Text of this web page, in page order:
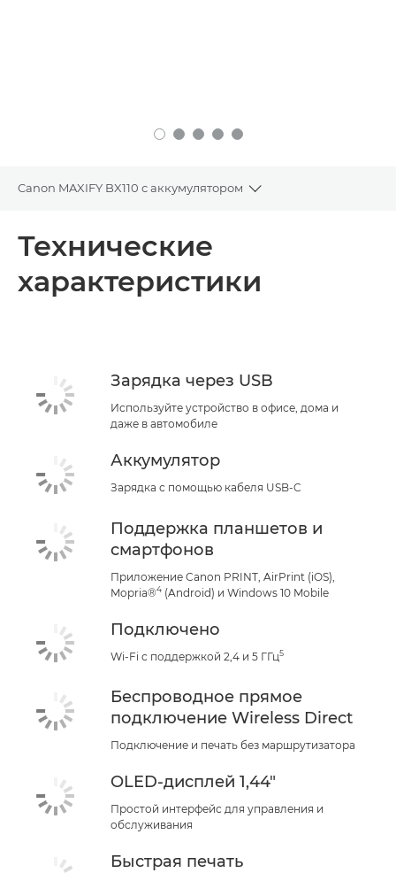
Canon MAXIFY BX110 с аккумулятором
Toggle breadcrumbs
Технические характеристики
Технические
характеристики
Зарядка через USB
Используйте устройство в офисе, дома и
даже в автомобиле
Аккумулятор
Зарядка с помощью кабеля USB-C
Поддержка планшетов и
смартфонов
Приложение Canon PRINT, AirPrint (iOS),
Mopria®4 (Android) и Windows 10 Mobile
Подключено
Wi-Fi с поддержкой 2,4 и 5 ГГц5
Беспроводное прямое
подключение Wireless Direct
Подключение и печать без маршрутизатора
OLED-дисплей 1,44"
Простой интерфейс для управления и
обслуживания
Быстрая печать